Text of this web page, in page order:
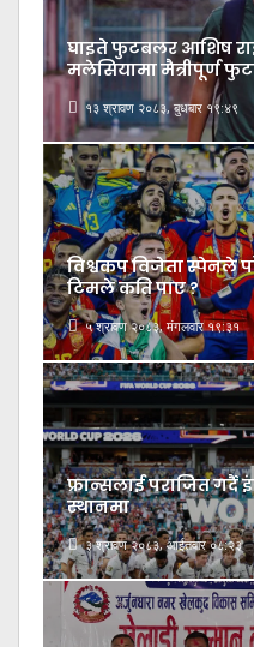
घाइते फुटबलर आशिष
मलेसियामा मैत्रीपूर्ण
१३ श्रावण २०८३, बुधबार १९:४९
विश्वकप विजेता स्पेनले
टिमले कति पाए ?
५ श्रावण २०८३, मंगलवार १९:३१
फ्रान्सलाई पराजित गर्दै
स्थानमा
३ श्रावण २०८३, आईतवार ०८:२३